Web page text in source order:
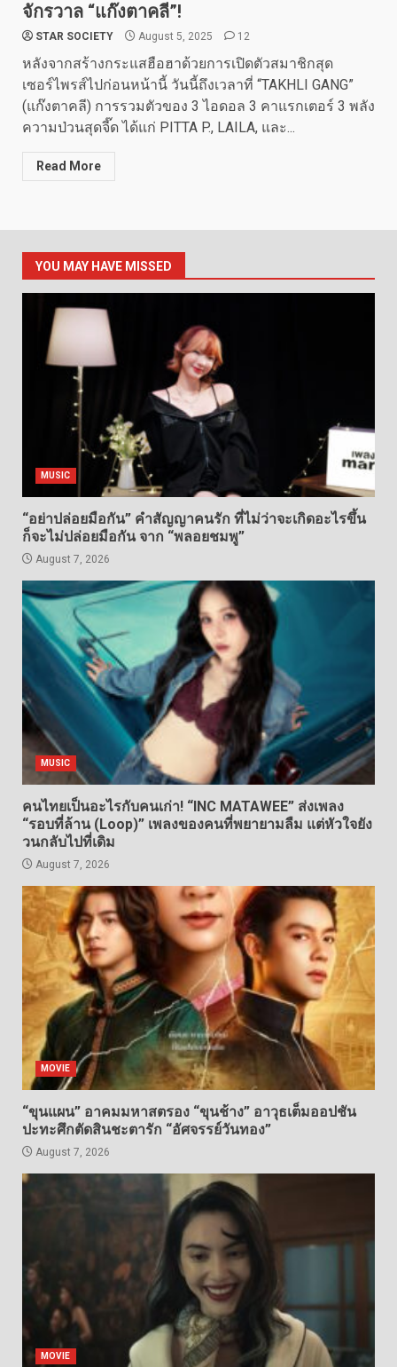
จักรวาล “แก๊งตาคลี”!
STAR SOCIETY August 5, 2025 12
หลังจากสร้างกระแสฮือฮาด้วยการเปิดตัวสมาชิกสุด
เซอร์ไพรส์ไปก่อนหน้านี้ วันนี้ถึงเวลาที่ “TAKHLI GANG”
(แก๊งตาคลี) การรวมตัวของ 3 ไอดอล 3 คาแรกเตอร์ 3 พลัง
ความป่วนสุดจี๊ด ได้แก่ PITTA P., LAILA, และ...
Read More
YOU MAY HAVE MISSED
MUSIC
“อย่าปล่อยมือกัน” คำสัญญาคนรัก ที่ไม่ว่าจะเกิดอะไรขึ้น
ก็จะไม่ปล่อยมือกัน จาก “พลอยชมพู”
August 7, 2026
MUSIC
คนไทยเป็นอะไรกับคนเก่า! “INC MATAWEE” ส่งเพลง
“รอบที่ล้าน (Loop)” เพลงของคนที่พยายามลืม แต่หัวใจยัง
วนกลับไปที่เดิม
August 7, 2026
MOVIE
“ขุนแผน” อาคมมหาสตรอง “ขุนช้าง” อาวุธเต็มออปชัน
ปะทะศึกตัดสินชะตารัก “อัศจรรย์วันทอง”
August 7, 2026
MOVIE